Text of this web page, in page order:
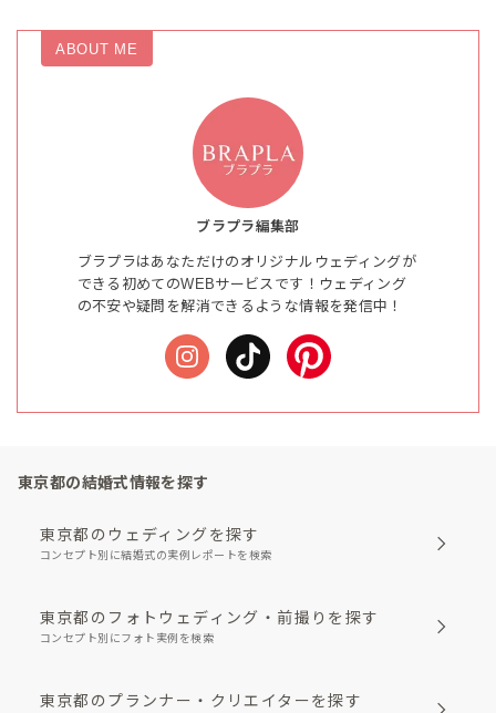
ABOUT ME
ブラプラ編集部
ブラプラはあなただけのオリジナルウェディングが
できる初めてのWEBサービスです！ウェディング
の不安や疑問を解消できるような情報を発信中！
東京都の結婚式情報を探す
東京都のウェディングを探す
コンセプト別に結婚式の実例レポートを検索
東京都のフォトウェディング・前撮りを探す
コンセプト別にフォト実例を検索
東京都のプランナー・クリエイターを探す